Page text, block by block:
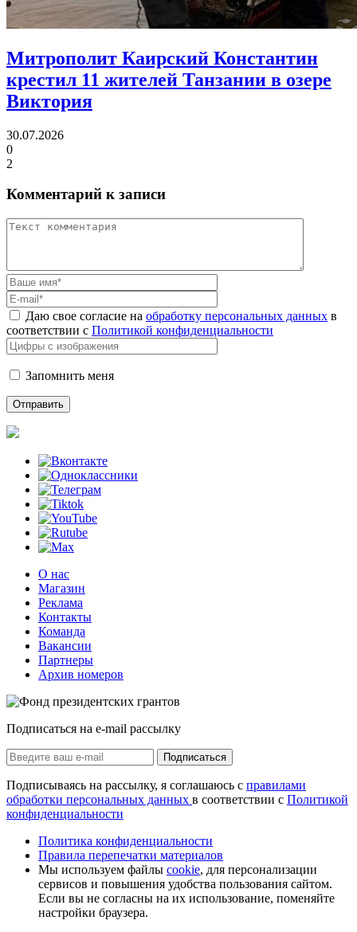
Митрополит Каирский Константин
крестил 11 жителей Танзании в озере
Виктория
30.07.2026
0
2
Комментарий к записи
Даю свое согласие на обработку персональных данных в
соответствии с Политикой конфиденциальности
Запомнить меня
О нас
Магазин
Реклама
Контакты
Команда
Вакансии
Партнеры
Архив номеров
Подписаться на e-mail рассылку
Подписаться
Подписываясь на рассылку, я соглашаюсь с правилами
обработки персональных данных в соответствии с Политикой
конфиденциальности
Политика конфиденциальности
Правила перепечатки материалов
Мы используем файлы cookie, для персонализации
сервисов и повышения удобства пользования сайтом.
Если вы не согласны на их использование, поменяйте
настройки браузера.